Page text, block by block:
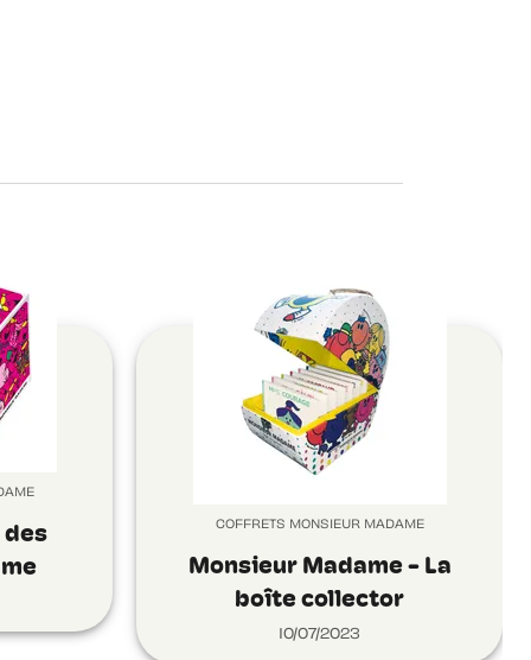
des
COFFRETS MONSIEUR MADAME
Monsieur Madame - La
boîte collector
10/07/2023